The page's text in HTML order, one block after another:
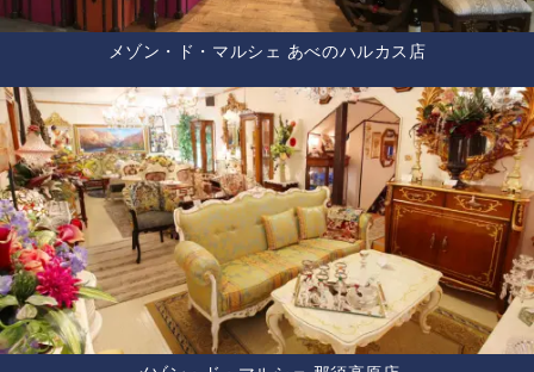
メゾン・ド・マルシェ あべのハルカス店